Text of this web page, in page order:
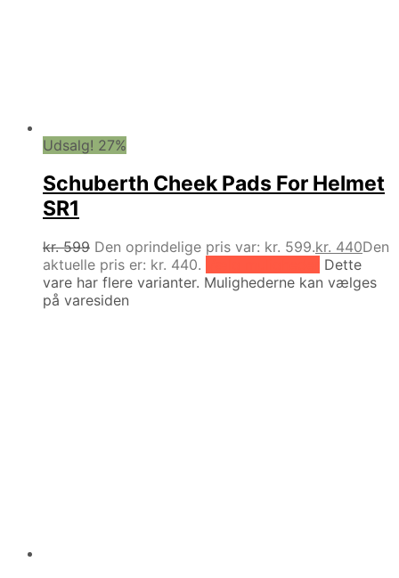
Udsalg! 27%
Schuberth Cheek Pads For Helmet
SR1
kr.599 Den oprindelige pris var: kr. 599.kr. 440Den
aktuelle pris er: kr. 440.
Dette
vare har flere varianter. Mulighederne kan vælges
på varesiden